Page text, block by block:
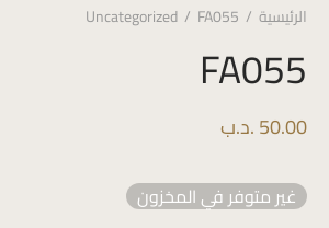
الرئيسية /
Uncategorized / FA055
FA055
50.00.د.ب
غير متوفر في المخزون